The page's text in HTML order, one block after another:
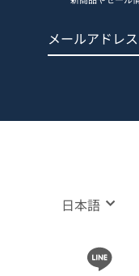
言
日本語